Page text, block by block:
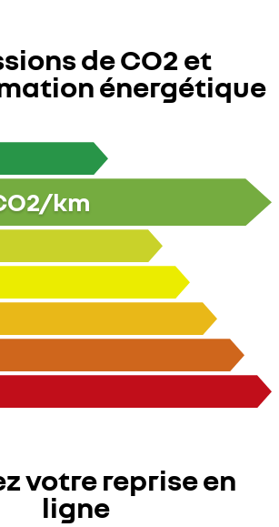
de CO2 et
énergétique
km
votre reprise en
ligne